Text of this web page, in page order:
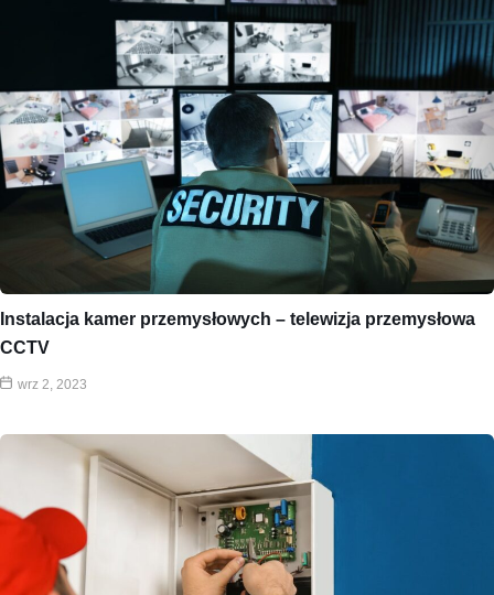
Instalacja kamer przemysłowych – telewizja przemysłowa
CCTV
wrz 2, 2023